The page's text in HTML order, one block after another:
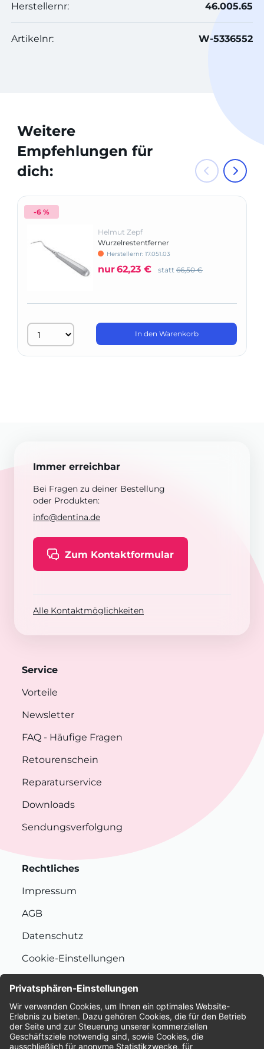
Herstellernr: 46.005.65
Artikelnr: W-5336552
Weitere
Empfehlungen für
dich:
-6 %
Helmut Zepf
Wurzelrestentferner
Herstellernr: 17.051.03
nur62,23 € statt 66,50 €
In den Warenkorb
Immer erreichbar
Bei Fragen zu deiner Bestellung
oder Produkten:
info@dentina.de
Zum Kontaktformular
Alle Kontaktmöglichkeiten
Service
Vorteile
Newsletter
FAQ - Häufige Fragen
Retourenschein
Reparaturservice
Downloads
Sendungsverfolgung
Rechtliches
Impressum
AGB
Datenschutz
Cookie-Einstellungen
Bewertungen